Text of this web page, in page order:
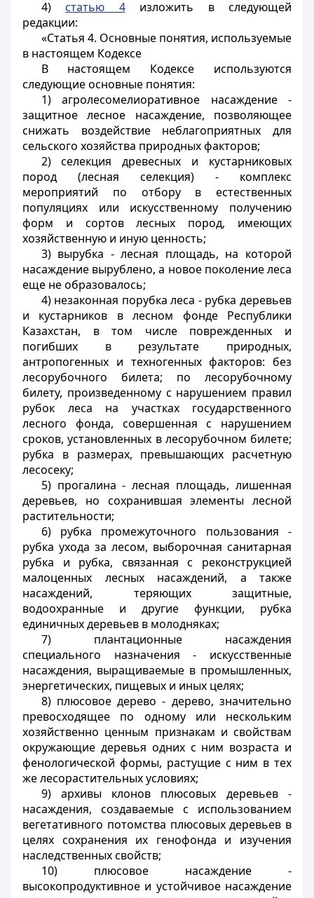
4) статью 4изложить в следующей
редакции:
«Статья 4. Основные понятия, используемые
в настоящем Кодексе
В настоящем Кодексе используются
следующие основные понятия:
1) агролесомелиоративное насаждение -
защитное лесное насаждение, позволяющее
снижать воздействие неблагоприятных для
сельского хозяйства природных факторов;
2) селекция древесных и кустарниковых
пород (лесная селекция) - комплекс
мероприятий по отбору в естественных
популяциях или искусственному получению
форм и сортов лесных пород, имеющих
хозяйственную и иную ценность;
3) вырубка - лесная площадь, на которой
насаждение вырублено, а новое поколение леса
еще не образовалось;
4) незаконная порубка леса - рубка деревьев
и кустарников в лесном фонде Республики
Казахстан, в том числе поврежденных и
погибших в результате природных,
антропогенных и техногенных факторов: без
лесорубочного билета; по лесорубочному
билету, произведенному с нарушением правил
рубок леса на участках государственного
лесного фонда, совершенная с нарушением
сроков, установленных в лесорубочном билете;
рубка в размерах, превышающих расчетную
лесосеку;
5) прогалина - лесная площадь, лишенная
деревьев, но сохранившая элементы лесной
растительности;
6) рубка промежуточного пользования -
рубка ухода за лесом, выборочная санитарная
рубка и рубка, связанная с реконструкцией
малоценных лесных насаждений, а также
насаждений, теряющих защитные,
водоохранные и другие функции, рубка
единичных деревьев в молодняках;
7) плантационные насаждения
специального назначения - искусственные
насаждения, выращиваемые в промышленных,
энергетических, пищевых и иных целях;
8) плюсовое дерево - дерево, значительно
превосходящее по одному или нескольким
хозяйственно ценным признакам и свойствам
окружающие деревья одних с ним возраста и
фенологической формы, растущие с ним в тех
же лесорастительных условиях;
9) архивы клонов плюсовых деревьев -
насаждения, создаваемые с использованием
вегетативного потомства плюсовых деревьев в
целях сохранения их генофонда и изучения
наследственных свойств;
10) плюсовое насаждение -
высокопродуктивное и устойчивое насаждение